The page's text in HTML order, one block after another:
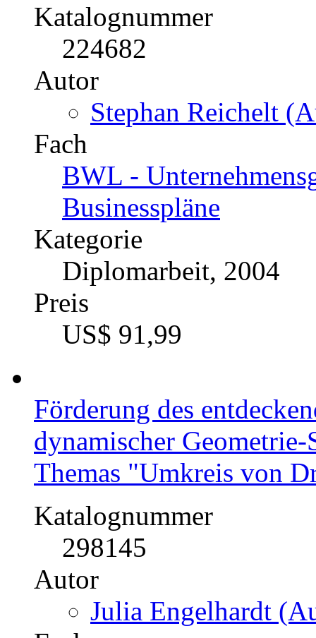
Katalognummer
224682
Autor
Stephan Reichelt
Fach
BWL -
Businesspläne
Kategorie
Diplomarbeit, 2004
Preis
US$ 91,99
Förderung des
dynamischer
Themas "Umkreis von
Katalognummer
298145
Autor
Julia Engelhardt